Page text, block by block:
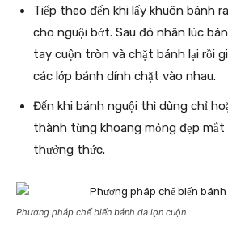
Tiếp theo đến khi lấy khuôn bánh
cho nguội bớt. Sau đó nhân lúc
tay cuộn tròn và chặt bánh lại rồi
các lớp bánh dính chặt vào nhau.
Đến khi bánh nguội thì dùng chỉ
thành từng khoang mỏng đẹp mắt
thưởng thức.
Phương pháp chế biến bánh da lợn cuộn